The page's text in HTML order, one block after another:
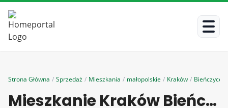
Strona Główna / Sprzedaż / Mieszkania / małopolskie / Kraków / Bieńczyce
Mieszkanie Kraków Bieńczyce powierzchnia 48.37 m²